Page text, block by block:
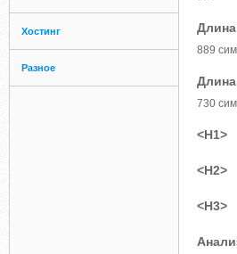
Хостинг
Разное
Длина
889
Длина
730
<H1>
<H2>
<H3>